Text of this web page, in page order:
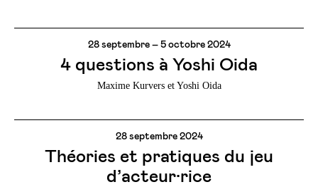
28 septembre – 5 octobre 2024
4 questions à Yoshi Oida
Maxime Kurvers et Yoshi Oida
28 septembre 2024
Théories et pratiques du jeu
d’acteur·rice